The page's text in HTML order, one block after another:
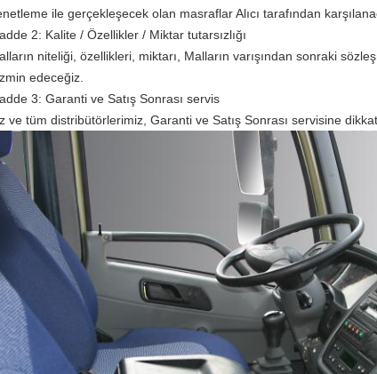
ile gerçekleşecek olan masraflar Alıcı tarafından
2: Kalite / Özellikler / Miktar tutarsızlığı
niteliği, özellikleri, miktarı, Malların varışından sonraki
edeceğiz.
3: Garanti ve Satış Sonrası servis
ve tüm distribütörlerimiz, Garanti ve Satış Sonrası servisine